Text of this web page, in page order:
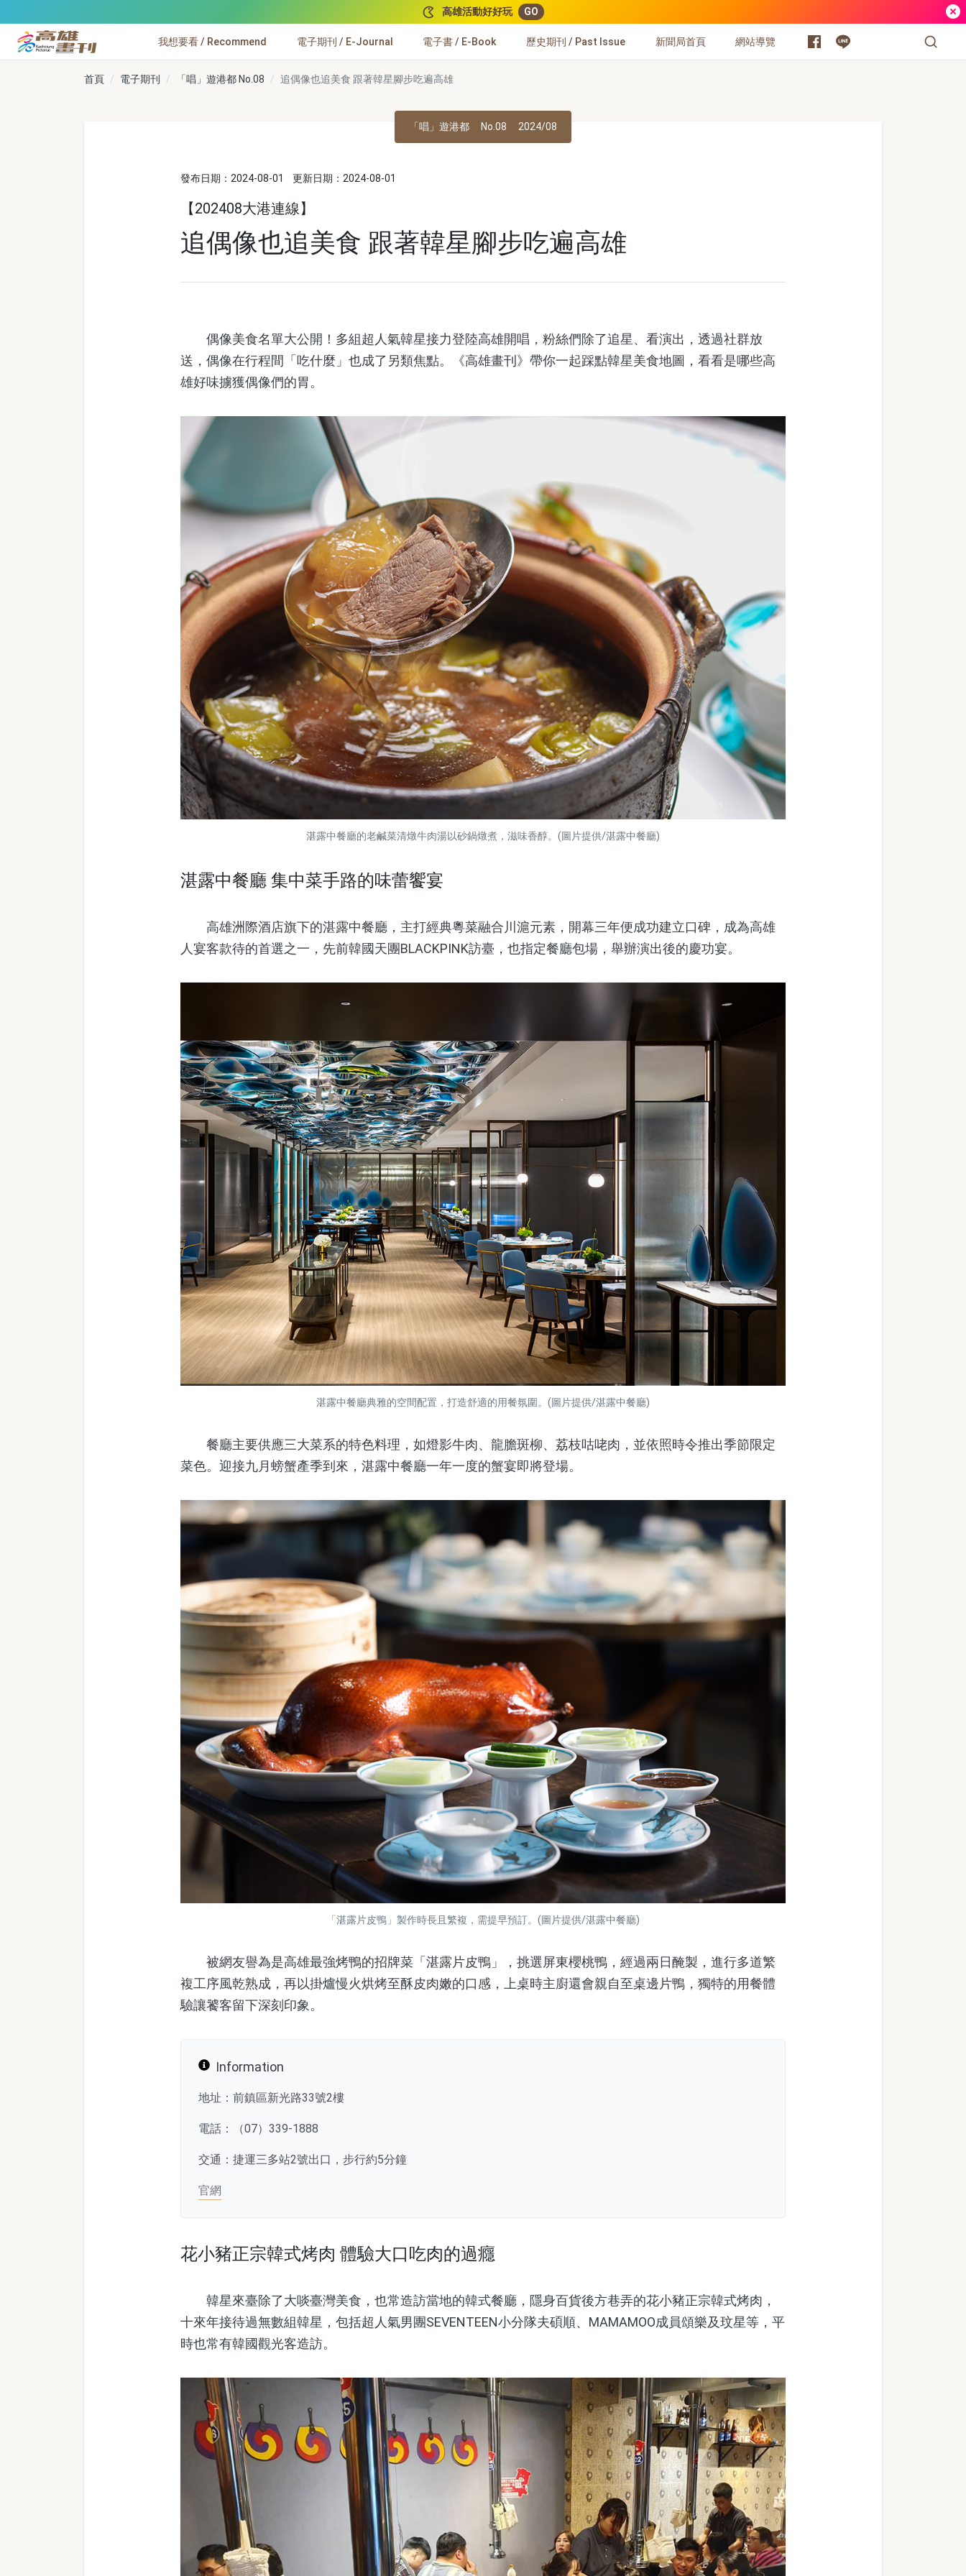
高雄活動好好玩 GO
高雄畫刊
我想要看 / Recommend 電子期刊 / E-Journal 電子書 / E-Book 歷史期刊 / Past Issue 新聞局首頁 網站導覽
首頁 電子期刊 「唱」遊港都 No.08 追偶像也追美食 跟著韓星腳步吃遍高雄
「唱」遊港都 No.08 2024/08
發布日期：2024-08-01 更新日期：2024-08-01
【202408大港連線】
追偶像也追美食 跟著韓星腳步吃遍高雄
偶像美食名單大公開！多組超人氣韓星接力登陸高雄開唱，粉絲們除了追星、看演出，透過社群放
送，偶像在行程間「吃什麼」也成了另類焦點。《高雄畫刊》帶你一起踩點韓星美食地圖，看看是哪些高
雄好味擄獲偶像們的胃。
湛露中餐廳的老鹹菜清燉牛肉湯以砂鍋燉煮，滋味香醇。(圖片提供/湛露中餐廳)
湛露中餐廳 集中菜手路的味蕾饗宴
高雄洲際酒店旗下的湛露中餐廳，主打經典粵菜融合川滬元素，開幕三年便成功建立口碑，成為高雄
人宴客款待的首選之一，先前韓國天團BLACKPINK訪臺，也指定餐廳包場，舉辦演出後的慶功宴。
湛露中餐廳典雅的空間配置，打造舒適的用餐氛圍。(圖片提供/湛露中餐廳)
餐廳主要供應三大菜系的特色料理，如燈影牛肉、龍膽斑柳、荔枝咕咾肉，並依照時令推出季節限定
菜色。迎接九月螃蟹產季到來，湛露中餐廳一年一度的蟹宴即將登場。
「湛露片皮鴨」製作時長且繁複，需提早預訂。(圖片提供/湛露中餐廳)
被網友譽為是高雄最強烤鴨的招牌菜「湛露片皮鴨」，挑選屏東櫻桃鴨，經過兩日醃製，進行多道繁
複工序風乾熟成，再以掛爐慢火烘烤至酥皮肉嫩的口感，上桌時主廚還會親自至桌邊片鴨，獨特的用餐體
驗讓饕客留下深刻印象。
Information
地址：前鎮區新光路33號2樓
電話：（07）339-1888
交通：捷運三多站2號出口，步行約5分鐘
官網
花小豬正宗韓式烤肉 體驗大口吃肉的過癮
韓星來臺除了大啖臺灣美食，也常造訪當地的韓式餐廳，隱身百貨後方巷弄的花小豬正宗韓式烤肉，
十來年接待過無數組韓星，包括超人氣男團SEVENTEEN小分隊夫碩順、MAMAMOO成員頌樂及玟星等，平
時也常有韓國觀光客造訪。